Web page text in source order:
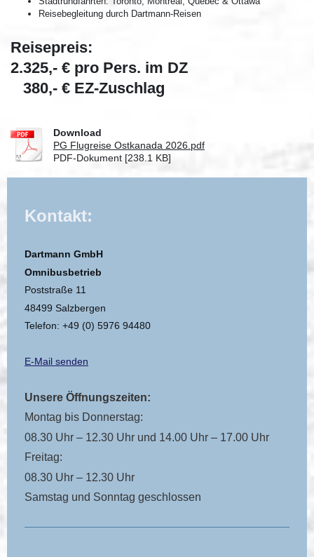
Reisebegleitung durch Dartmann-Reisen
Reisepreis:
2.325,- € pro Pers. im DZ
380,- € EZ-Zuschlag
Download
PG Flugreise Ostkanada 2026.pdf
PDF-Dokument [238.1 KB]
Kontakt:
Dartmann GmbH
Omnibusbetrieb
Poststraße 11
48499 Salzbergen
Telefon: +49 (0) 5976 94480
E-Mail senden
Unsere Öffnungszeiten:
Montag bis Donnerstag:
08.30 Uhr – 12.30 Uhr und 14.00 Uhr – 17.00 Uhr
Freitag:
08.30 Uhr – 12.30 Uhr
Samstag und Sonntag geschlossen